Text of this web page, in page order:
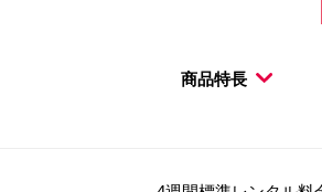
商品特長